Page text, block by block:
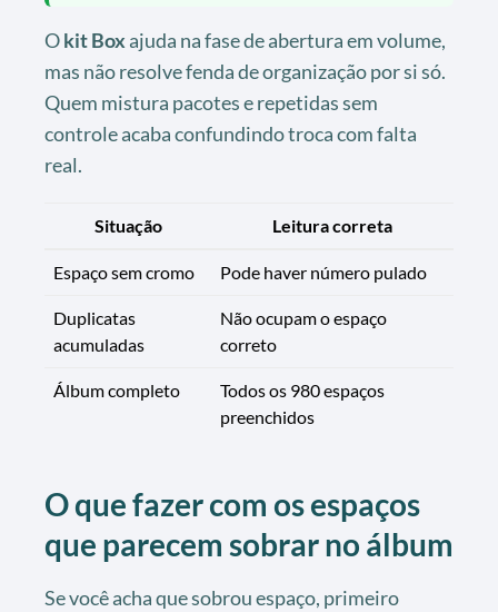
Okit Boxajuda na fase de abertura em volume,
mas não resolve fenda de organização por si só.
Quem mistura pacotes e repetidas sem
controle acaba confundindo troca com falta
real.
Situação Leitura correta
Espaço sem cromo Pode haver número pulado
Duplicatas
acumuladas
Não ocupam o espaço
correto
Álbum completo
Todos os 980 espaços
preenchidos
O que fazer com os espaços
que parecem sobrar no álbum
Se você acha que sobrou espaço, primeiro